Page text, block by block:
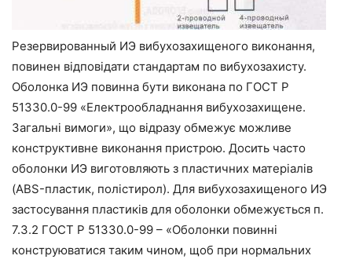
Резервированный ИЭ вибухозахищеного виконання,
повинен відповідати стандартам по вибухозахисту.
Оболонка ИЭ повинна бути виконана по ГОСТ Р
51330.0-99 «Електрообладнання вибухозахищене.
Загальні вимоги», що відразу обмежує можливе
конструктивне виконання пристрою. Досить часто
оболонки ИЭ виготовляють з пластичних матеріалів
(ABS-пластик, полістирол). Для вибухозахищеного ИЭ
застосування пластиків для оболонки обмежується п.
7.3.2 ГОСТ Р 51330.0-99 – «Оболонки повинні
конструюватися таким чином, щоб при нормальних